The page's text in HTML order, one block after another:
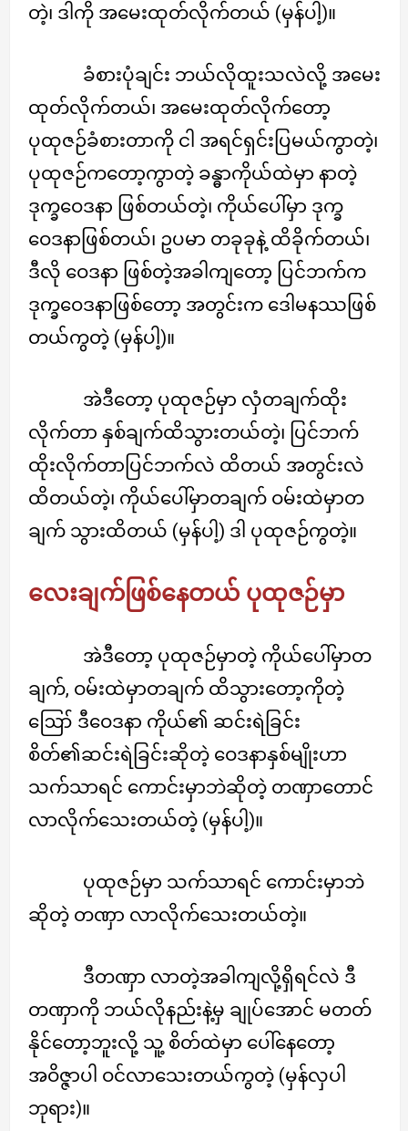
တဲ့၊ ဒါကို အမေးထုတ်လိုက်တယ် (မှန်ပါ့)။
ခံစားပုံချင်း ဘယ်လိုထူးသလဲလို့ အမေး
ထုတ်လိုက်တယ်၊ အမေးထုတ်လိုက်တော့
ပုထုဇဉ်ခံစားတာကို ငါ အရင်ရှင်းပြမယ်ကွာတဲ့၊
ပုထုဇဉ်ကတော့ကွာတဲ့ ခန္ဓာကိုယ်ထဲမှာ နာတဲ့
ဒုက္ခဝေဒနာ ဖြစ်တယ်တဲ့၊ ကိုယ်ပေါ်မှာ ဒုက္ခ
ဝေဒနာဖြစ်တယ်၊ ဥပမာ တခုခုနဲ့ ထိခိုက်တယ်၊
ဒီလို ဝေဒနာ ဖြစ်တဲ့အခါကျတော့ ပြင်ဘက်က
ဒုက္ခဝေဒနာဖြစ်တော့ အတွင်းက ဒေါမနဿဖြစ်
တယ်ကွတဲ့ (မှန်ပါ့)။
အဲဒီတော့ ပုထုဇဉ်မှာ လှံတချက်ထိုး
လိုက်တာ နှစ်ချက်ထိသွားတယ်တဲ့၊ ပြင်ဘက်
ထိုးလိုက်တာပြင်ဘက်လဲ ထိတယ် အတွင်းလဲ
ထိတယ်တဲ့၊ ကိုယ်ပေါ်မှာတချက် ဝမ်းထဲမှာတ
ချက် သွားထိတယ် (မှန်ပါ့) ဒါ ပုထုဇဉ်ကွတဲ့။
လေးချက်ဖြစ်နေတယ် ပုထုဇဉ်မှာ
အဲဒီတော့ ပုထုဇဉ်မှာတဲ့ ကိုယ်ပေါ်မှာတ
ချက်, ဝမ်းထဲမှာတချက် ထိသွားတော့ကိုတဲ့
ဪ ဒီဝေဒနာ ကိုယ်၏ ဆင်းရဲခြင်း
စိတ်၏ဆင်းရဲခြင်းဆိုတဲ့ ဝေဒနာနှစ်မျိုးဟာ
သက်သာရင် ကောင်းမှာဘဲဆိုတဲ့ တဏှာတောင်
လာလိုက်သေးတယ်တဲ့ (မှန်ပါ့)။
ပုထုဇဉ်မှာ သက်သာရင် ကောင်းမှာဘဲ
ဆိုတဲ့ တဏှာ လာလိုက်သေးတယ်တဲ့။
ဒီတဏှာ လာတဲ့အခါကျလို့ရှိရင်လဲ ဒီ
တဏှာကို ဘယ်လိုနည်းနဲ့မှ ချုပ်အောင် မတတ်
နိုင်တော့ဘူးလို့ သူ့ စိတ်ထဲမှာ ပေါ်နေတော့
အဝိဇ္ဇာပါ ဝင်လာသေးတယ်ကွတဲ့ (မှန်လှပါ
ဘုရား)။